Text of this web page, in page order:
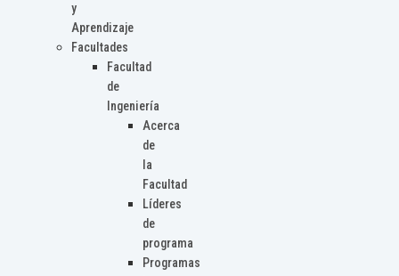
y
Aprendizaje
Facultades
Facultad
de
Ingeniería
Acerca
de
la
Facultad
Líderes
de
programa
Programas